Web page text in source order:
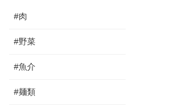
#肉
#野菜
#魚介
#麺類